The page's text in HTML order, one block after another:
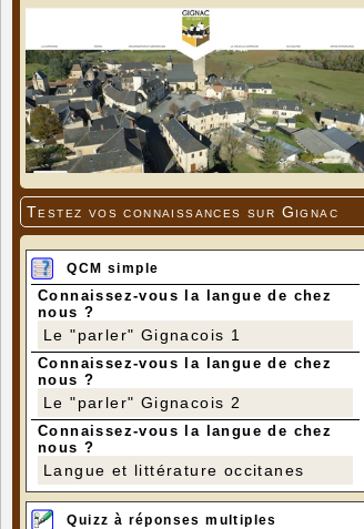
Testez vos connaissances sur Gignac
QCM simple
Connaissez-vous la langue de chez
nous ?
Le "parler" Gignacois 1
Connaissez-vous la langue de chez
nous ?
Le "parler" Gignacois 2
Connaissez-vous la langue de chez
nous ?
Langue et littérature occitanes
Quizz à réponses multiples